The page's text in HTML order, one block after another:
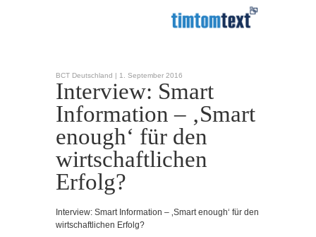
BCT Deutschland | 1. September 2016
Interview: Smart
Information – ‚Smart
enough‘ für den
wirtschaftlichen
Erfolg?
Interview: Smart Information – ‚Smart enough‘ für den
wirtschaftlichen Erfolg?